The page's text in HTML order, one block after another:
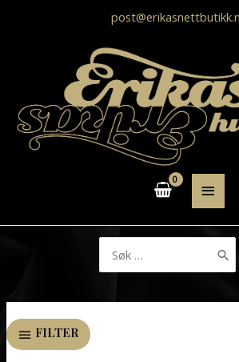
etter:
FILTER